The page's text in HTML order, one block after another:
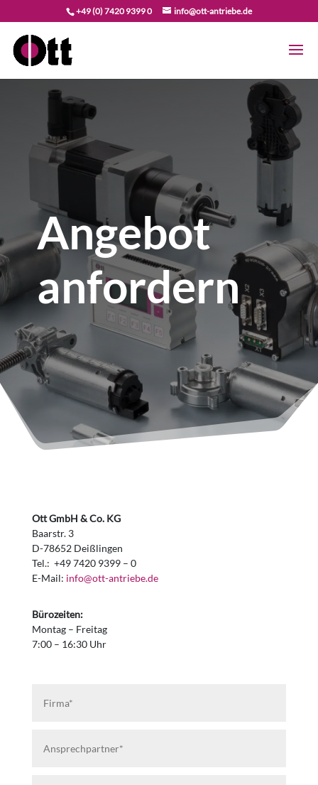
+49 (0) 7420 9399 0 info@ott-antriebe.de
Angebot
anfordern
Ott GmbH & Co. KG
Baarstr. 3
D-78652 Deißlingen
Tel.: +49 7420 9399 – 0
E-Mail: info@ott-antriebe.de
Bürozeiten:
Montag – Freitag
7:00 – 16:30 Uhr